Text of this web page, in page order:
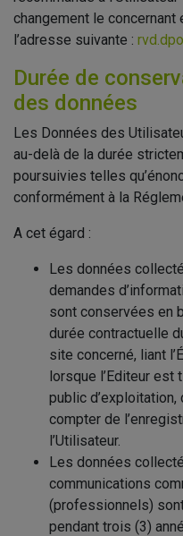
changement le concernant
l’adresse suivante :
Durée de
des données
Les Données des
au-delà de la durée
poursuivies telles
conformément à la
A cet égard :
Les données
demandes
sont conservées en
durée contractuelle
site concerné, liant
lorsque l’Editeur est
public
compter de
l’Utilisateur.
Les données
communications
(professionnels)
pendant trois (3)